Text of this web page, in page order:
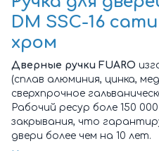
DM SSC-16
хром
Дверные ручки FUARO
(сплав алюминия, цинка,
сверхпрочное
Рабочий ресур боле 150
закрывания, что
двери более чем на 10 лет.